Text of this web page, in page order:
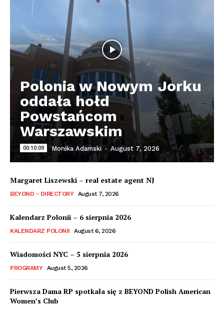
Polonia w Nowym Jorku
oddała hołd
Powstańcom
Warszawskim
00:10:09 Monika Adamski - August 7, 2026
Margaret Liszewski – real estate agent NJ
BEYOND - DIRECTORY August 7, 2026
Kalendarz Polonii – 6 sierpnia 2026
KALENDARZ POLONII August 6, 2026
Wiadomości NYC – 5 sierpnia 2026
PROGRAMY August 5, 2026
Pierwsza Dama RP spotkała się z BEYOND Polish American
Women’s Club